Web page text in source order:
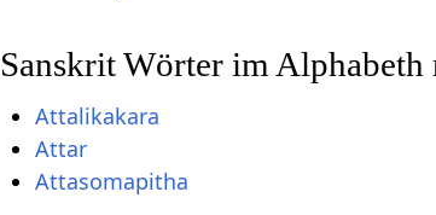
Sanskrit Wörter im Alphabeth
Attalikakara
Attar
Attasomapitha